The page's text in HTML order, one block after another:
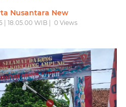
Nusantara New
| 18.05.00 WIB | 0Views